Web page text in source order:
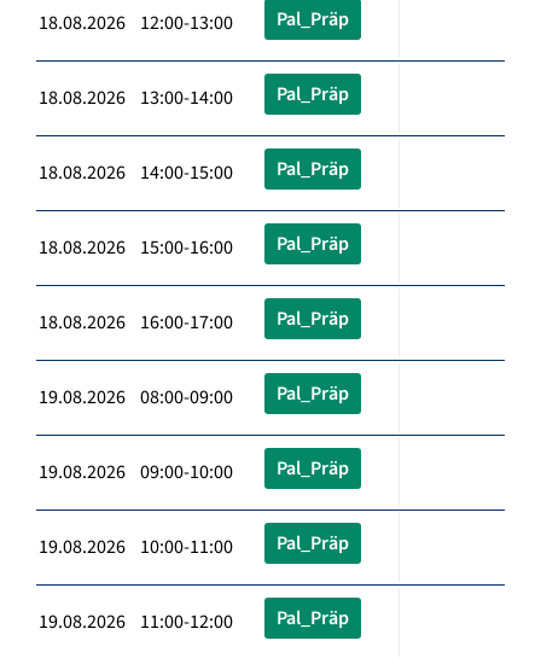
18.08.2026 12:00-13:00 Pal_Präp
18.08.2026 13:00-14:00 Pal_Präp
18.08.2026 14:00-15:00 Pal_Präp
18.08.2026 15:00-16:00 Pal_Präp
18.08.2026 16:00-17:00 Pal_Präp
19.08.2026 08:00-09:00 Pal_Präp
19.08.2026 09:00-10:00 Pal_Präp
19.08.2026 10:00-11:00 Pal_Präp
19.08.2026 11:00-12:00 Pal_Präp